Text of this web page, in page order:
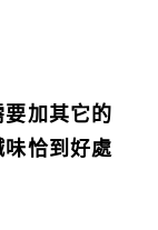
加其它的
恰到好處